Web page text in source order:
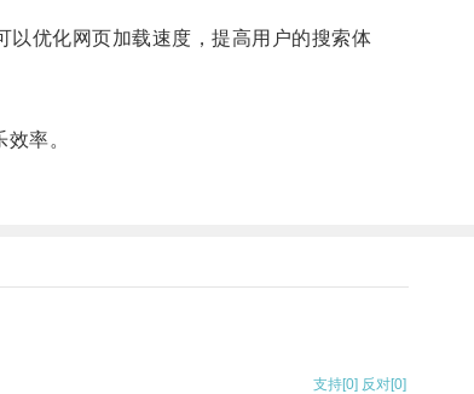
优化网页加载速度，提高用户的搜索体
率。
支持[0] 反对[0]